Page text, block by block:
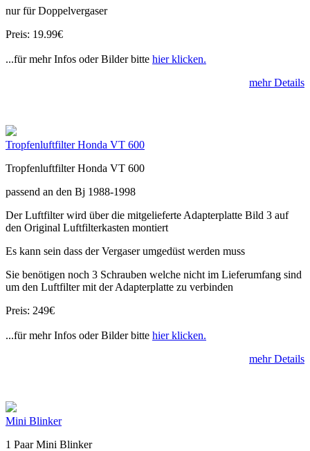
nur für Doppelvergaser
Preis: 19.99€
...für mehr Infos oder Bilder bitte hier klicken.
mehr Details
Tropfenluftfilter Honda VT 600
Tropfenluftfilter Honda VT 600
passend an den Bj 1988-1998
Der Luftfilter wird über die mitgelieferte Adapterplatte Bild 3 auf
den Original Luftfilterkasten montiert
Es kann sein dass der Vergaser umgedüst werden muss
Sie benötigen noch 3 Schrauben welche nicht im Lieferumfang sind
um den Luftfilter mit der Adapterplatte zu verbinden
Preis: 249€
...für mehr Infos oder Bilder bitte hier klicken.
mehr Details
Mini Blinker
1 Paar Mini Blinker